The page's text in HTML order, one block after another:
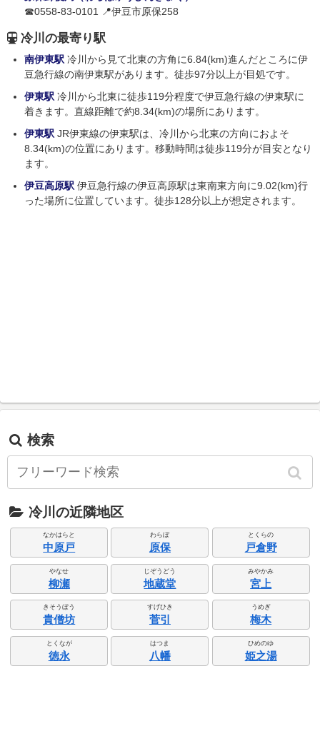
☎0558-83-0101 📍伊豆市原保258
冷川の最寄り駅
南伊東駅 冷川から見て北東の方角に6.84(km)進んだところに伊
豆急行線の南伊東駅があります。徒歩97分以上が目処です。
伊東駅 冷川から北東に徒歩119分程度で伊豆急行線の伊東駅に
着きます。直線距離で約8.34(km)の場所にあります。
伊東駅 JR伊東線の伊東駅は、冷川から北東の方向におよそ
8.34(km)の位置にあります。移動時間は徒歩119分が目安となり
ます。
伊豆高原駅 伊豆急行線の伊豆高原駅は東南東方向に9.02(km)行
った場所に位置しています。徒歩128分以上が想定されます。
検索
冷川の近隣地区
なかはらと
中原戸
わらぼ
原保
とくらの
戸倉野
やなせ
柳瀬
じぞうどう
地蔵堂
みやかみ
宮上
きそうぼう
貴僧坊
すげひき
菅引
うめぎ
梅木
とくなが
徳永
はつま
八幡
ひめのゆ
姫之湯